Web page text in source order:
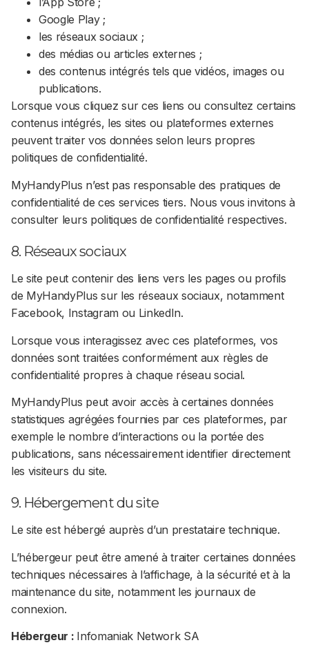
Google Play ;
les réseaux sociaux ;
des médias ou articles externes ;
des contenus intégrés tels que vidéos, images ou
publications.
Lorsque vous cliquez sur ces liens ou consultez certains
contenus intégrés, les sites ou plateformes externes
peuvent traiter vos données selon leurs propres
politiques de confidentialité.
MyHandyPlus n’est pas responsable des pratiques de
confidentialité de ces services tiers. Nous vous invitons à
consulter leurs politiques de confidentialité respectives.
8. Réseaux sociaux
Le site peut contenir des liens vers les pages ou profils
de MyHandyPlus sur les réseaux sociaux, notamment
Facebook, Instagram ou LinkedIn.
Lorsque vous interagissez avec ces plateformes, vos
données sont traitées conformément aux règles de
confidentialité propres à chaque réseau social.
MyHandyPlus peut avoir accès à certaines données
statistiques agrégées fournies par ces plateformes, par
exemple le nombre d’interactions ou la portée des
publications, sans nécessairement identifier directement
les visiteurs du site.
9. Hébergement du site
Le site est hébergé auprès d’un prestataire technique.
L’hébergeur peut être amené à traiter certaines données
techniques nécessaires à l’affichage, à la sécurité et à la
maintenance du site, notamment les journaux de
connexion.
Hébergeur : Infomaniak Network SA